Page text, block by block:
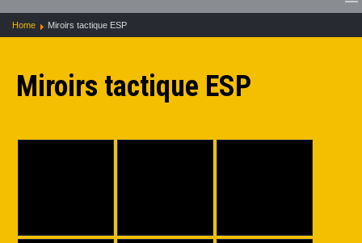
Home Miroirs tactique ESP
Miroirs tactique ESP